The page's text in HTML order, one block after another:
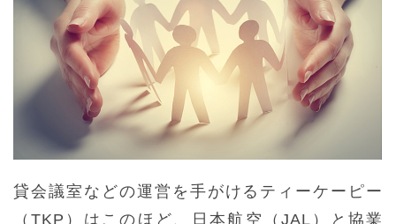
貸会議室などの運営を手がけるティーケーピー
（TKP）はこのほど、日本航空（JAL）と協業